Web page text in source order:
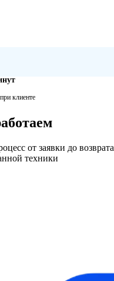
клиенте
от заявки до возврата
техники